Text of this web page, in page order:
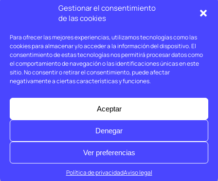
Gestionar el consentimiento
de las cookies
Para ofrecer las mejores experiencias, utilizamos tecnologías como las
cookies para almacenar y/o acceder a la información del dispositivo. El
consentimiento de estas tecnologías nos permitirá procesar datos como
el comportamiento de navegación o las identificaciones únicas en este
sitio. No consentir o retirar el consentimiento, puede afectar
negativamente a ciertas características y funciones.
Aceptar
Denegar
Ver preferencias
Política de privacidadAviso legal
© Holtrop 2026
Aviso legal
Política de privacidad
Política de cookies